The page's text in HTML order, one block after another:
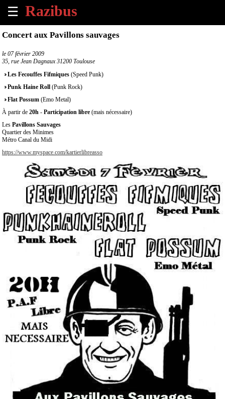
☰
×
Tous
évènements
à
venir
Annoncer
un
évènement
Contact
Concert aux Pavillons sauvages
le 07 février 2009
35, rue Jean Dagnaux 31200 Toulouse
Les Fecouffes Fifmiques (Speed Punk)
Punk Haine Roll (Punk Rock)
Flat Possum (Emo Metal)
À partir de 20h - Participation libre (mais nécessaire)
Les Pavillons Sauvages
Quartier des Minimes
Métro Canal du Midi
https://www.myspace.com/kartierlibreasso